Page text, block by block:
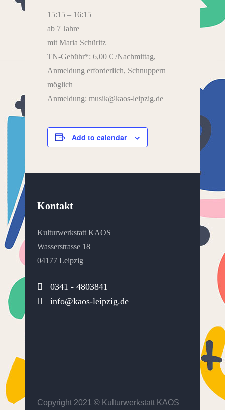
15:15 – 16:15
ab 7 Jahre
mit Maria Schüritz
TN-Gebühr*: 6,00 € /Nachmittag,
Anmeldung erforderlich, Schnuppern
möglich
Anmeldung: musik@kaos-leipzig.de
Add to calendar
Kontakt
Kulturwerkstatt KAOS
Wasserstrasse 18
04177 Leipzig
0341 - 4803841
info@kaos-leipzig.de
Copyright 2021 © Kulturwerkstatt KAOS